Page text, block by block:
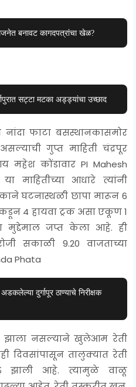
बनावट कागदपत्रांचा खेळ?
सट्टा मटका अड्ड्यांचा उच्छाद
नांदा फाटा बसस्थानकासमोर
गुप्त माहिती चंद्रपूर
महेश कोंडावार PI Mahesh
माहितीच्या आधारे त्यांनी
घटनास्थळी छापा मारून 6
4 हायवा ट्रक असा एकूण 1
मुद्देमाल जप्त केला आहे. ही
सकाळी 9.20 वाजताच्या
Phata
दुर्गापूर ठाण्याचे निरीक्षक
झाला नसल्याने खुलेआम रेती
दिवसांपासून तालुक्यात रेती
झाली आहे. त्यामुळे वाळू